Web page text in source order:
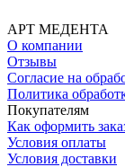
АРТ МЕДЕНТА
О компании
Отзывы
Согласие на
Политика
Покупателям
Как оформить
Условия оплаты
Условия доставки